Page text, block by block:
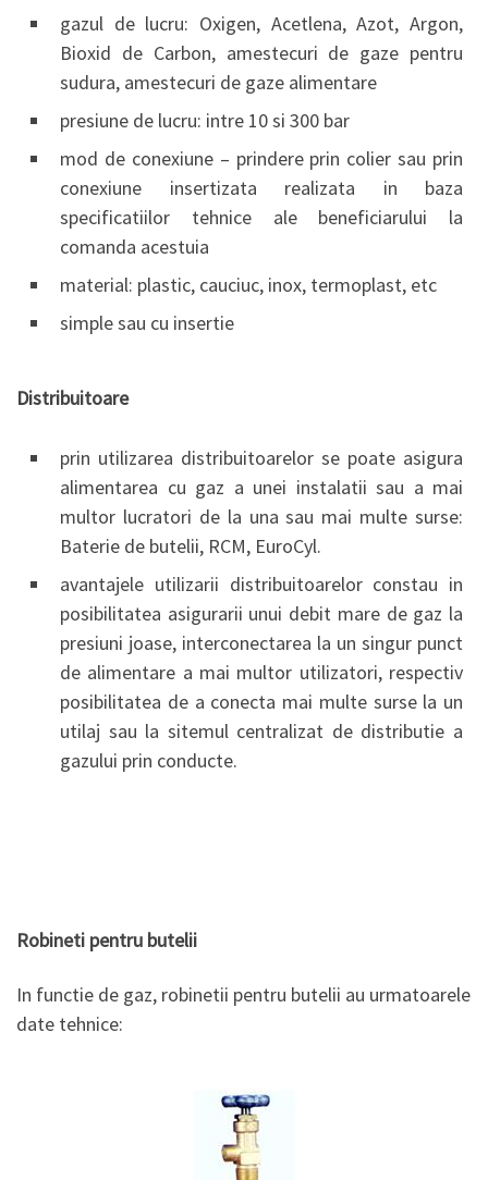
gazul de lucru: Oxigen, Acetlena, Azot, Argon,
Bioxid de Carbon, amestecuri de gaze pentru
sudura, amestecuri de gaze alimentare
presiune de lucru: intre 10 si 300 bar
mod de conexiune – prindere prin colier sau prin
conexiune insertizata realizata in baza
specificatiilor tehnice ale beneficiarului la
comanda acestuia
material: plastic, cauciuc, inox, termoplast, etc
simple sau cu insertie
Distribuitoare
prin utilizarea distribuitoarelor se poate asigura
alimentarea cu gaz a unei instalatii sau a mai
multor lucratori de la una sau mai multe surse:
Baterie de butelii, RCM, EuroCyl.
avantajele utilizarii distribuitoarelor constau in
posibilitatea asigurarii unui debit mare de gaz la
presiuni joase, interconectarea la un singur punct
de alimentare a mai multor utilizatori, respectiv
posibilitatea de a conecta mai multe surse la un
utilaj sau la sitemul centralizat de distributie a
gazului prin conducte.
Robineti pentru butelii
In functie de gaz, robinetii pentru butelii au urmatoarele
date tehnice: